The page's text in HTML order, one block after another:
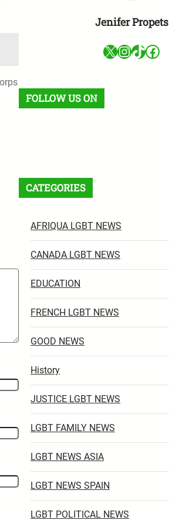
Jenifer Propets
X InstagramTikTok Facebook
FOLLOW US ON
CATEGORIES
AFRIQUA LGBT NEWS
CANADA LGBT NEWS
EDUCATION
FRENCH LGBT NEWS
GOOD NEWS
History
JUSTICE LGBT NEWS
LGBT FAMILY NEWS
LGBT NEWS ASIA
LGBT NEWS SPAIN
LGBT POLITICAL NEWS